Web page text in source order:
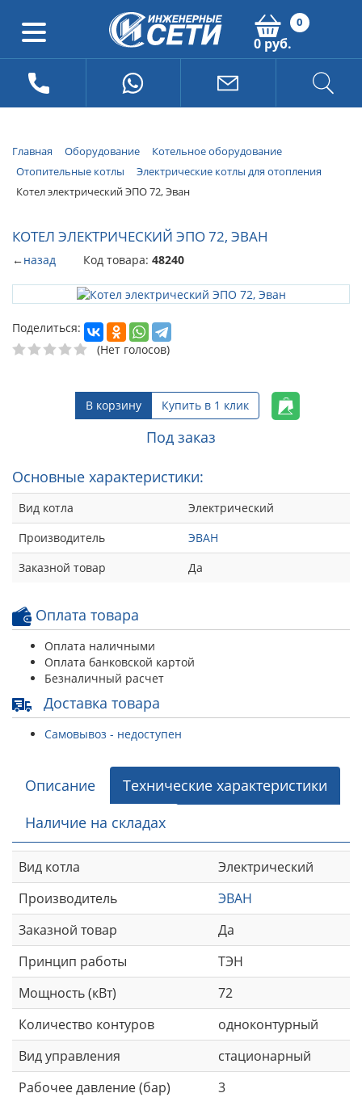
0
0 руб.
Главная Оборудование
Котельное оборудование
Отопительные котлы
Электрические котлы для отопления
Котел электрический ЭПО 72, Эван
КОТЕЛ ЭЛЕКТРИЧЕСКИЙ ЭПО 72, ЭВАН
←назад Код товара: 48240
Поделиться:
(Нет голосов)
В корзину Купить в 1 клик
Под заказ
Основные характеристики:
Вид котла
Электрический
Производитель
ЭВАН
Заказной товар
Да
Оплата товара
Оплата наличными
Оплата банковской картой
Безналичный расчет
Доставка товара
Самовывоз - недоступен
Описание
Технические характеристики
Наличие на складах
Вид котла
Электрический
Производитель
ЭВАН
Заказной товар
Да
Принцип работы
ТЭН
Мощность (кВт)
72
Количество контуров
одноконтурный
Вид управления
стационарный
Рабочее давление (бар)
3